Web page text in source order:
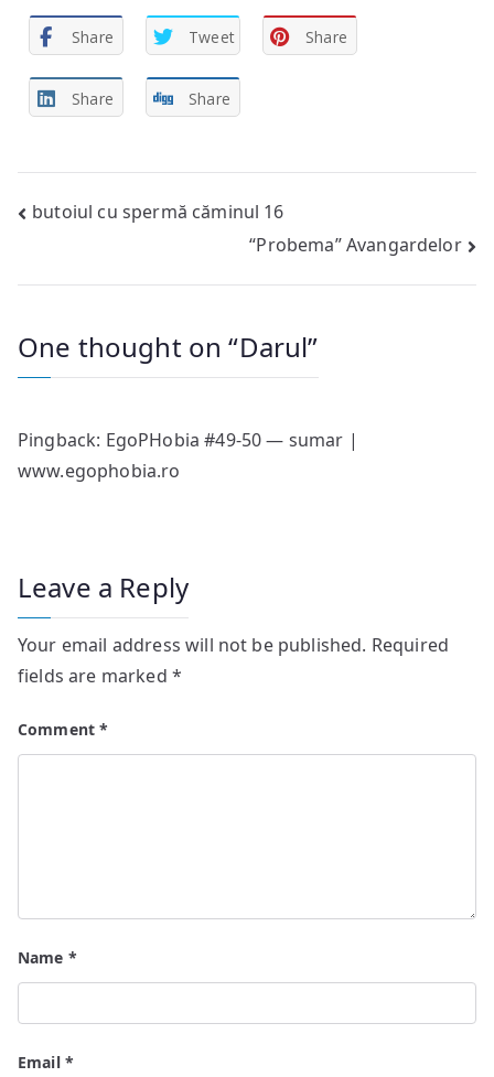
Share Tweet Share
Share Share
Post
butoiul cu spermă căminul 16
“Probema” Avangardelor
One thought on “Darul”
Pingback: EgoPHobia #49-50 — sumar |
www.egophobia.ro
Leave a Reply
Your email address will not be published. Required
fields are marked *
Comment*
Name *
Email *